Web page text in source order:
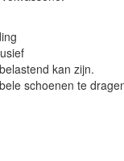
kan zijn.
schoenen te